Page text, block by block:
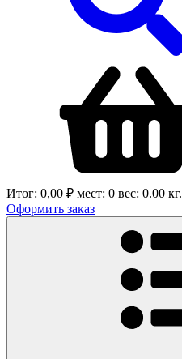
Итог: 0,00 ₽ мест: 0 вес: 0.00 кг.
Оформить заказ